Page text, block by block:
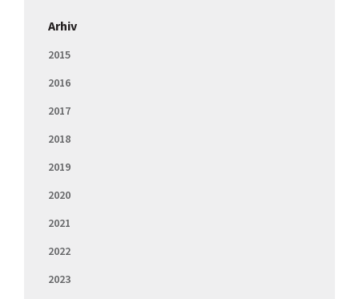
Arhiv
2015
2016
2017
2018
2019
2020
2021
2022
2023